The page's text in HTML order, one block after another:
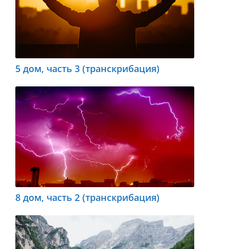
5 дом, часть 3 (транскрибация)
8 дом, часть 2 (транскрибация)